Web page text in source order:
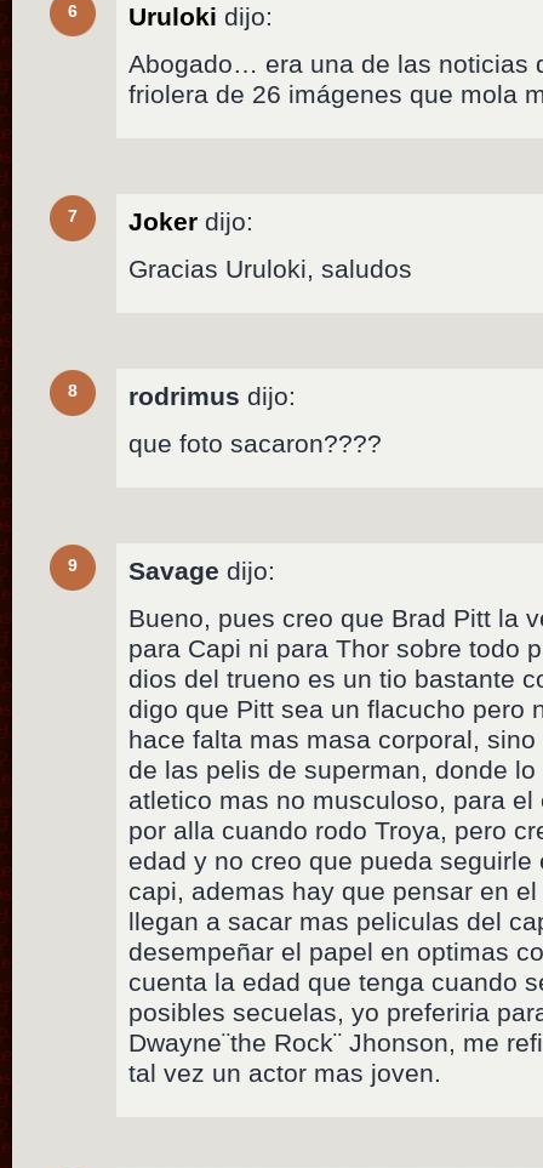
6 Uruloki dijo:
Abogado… era una de las noticias
friolera de 26 imágenes que mola
7 Joker dijo:
Gracias Uruloki, saludos
8 rodrimus dijo:
que foto sacaron????
9 Savage dijo:
Bueno, pues creo que Brad Pitt la
para Capi ni para Thor sobre todo
dios del trueno es un tio bastante
digo que Pitt sea un flacucho pero
hace falta mas masa corporal,
de las pelis de superman, donde
atletico mas no musculoso, para
por alla cuando rodo Troya, pero
edad y no creo que pueda
capi, ademas hay que pensar en
llegan a sacar mas peliculas del
desempeñar el papel en optimas
cuenta la edad que tenga cuando
posibles secuelas, yo preferiria
Dwayne¨the Rock¨ Jhonson, me
tal vez un actor mas joven.